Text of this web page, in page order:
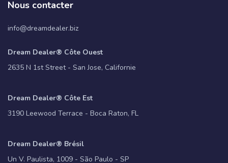
Nous contacter
info@dreamdealer.biz
Dream Dealer® Côte Ouest
2635 N 1st Street - San Jose, Californie
Dream Dealer® Côte Est
3190 Leewood Terrace - Boca Raton, FL
Dream Dealer® Brésil
Un V. Paulista, 1009 - São Paulo - SP